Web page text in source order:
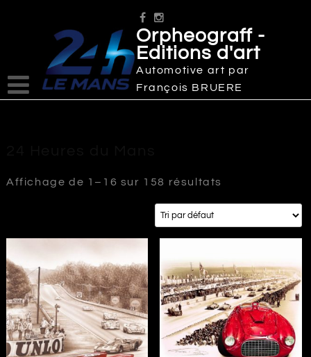
Orpheograff -
Editions d'art
Automotive art par
François BRUERE
Affichage de 1–16 sur 158 résultats